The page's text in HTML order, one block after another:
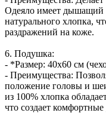
Одеяло имеет дышащий
натурального хлопка,
раздражений на коже.
6. Подушка:
- *Размер: 40х60 см
- Преимущества:
положение головы и
из 100% хлопка
что создает комфортные